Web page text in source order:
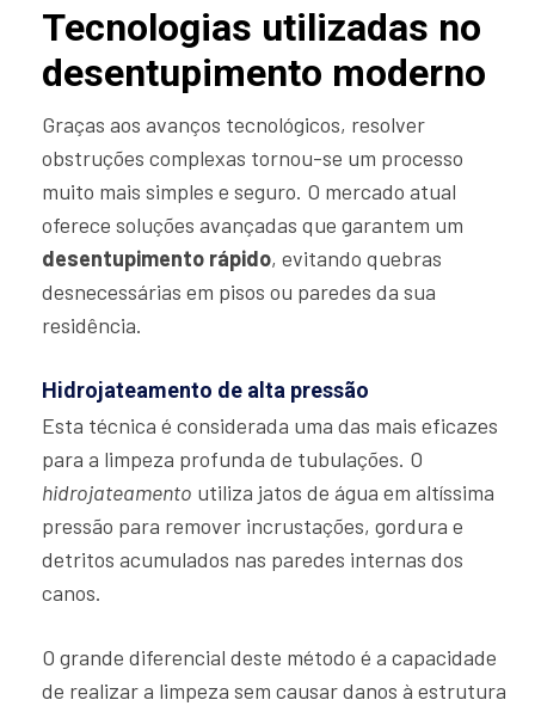
Tecnologias utilizadas no
desentupimento moderno
Graças aos avanços tecnológicos, resolver
obstruções complexas tornou-se um processo
muito mais simples e seguro. O mercado atual
oferece soluções avançadas que garantem um
desentupimento rápido, evitando quebras
desnecessárias em pisos ou paredes da sua
residência.
Hidrojateamento de alta pressão
Esta técnica é considerada uma das mais eficazes
para a limpeza profunda de tubulações. O
hidrojateamento utiliza jatos de água em altíssima
pressão para remover incrustações, gordura e
detritos acumulados nas paredes internas dos
canos.
O grande diferencial deste método é a capacidade
de realizar a limpeza sem causar danos à estrutura